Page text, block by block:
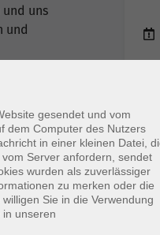
uns
und
8
gesendet und vom
dem Computer des Nutzers
in einer kleinen Datei,
Server anfordern, sendet
wurden als zuverlässiger
zu merken oder die
Sie in die Verwendung
unseren